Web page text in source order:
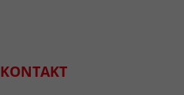
KONTAKT